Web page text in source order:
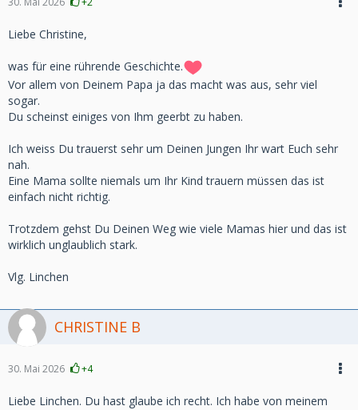
Liebe Christine,
was für eine rührende Geschichte.
Vor allem von Deinem Papa ja das macht was aus, sehr viel
sogar.
Du scheinst einiges von Ihm geerbt zu haben.
Ich weiss Du trauerst sehr um Deinen Jungen Ihr wart Euch sehr
nah.
Eine Mama sollte niemals um Ihr Kind trauern müssen das ist
einfach nicht richtig.
Trotzdem gehst Du Deinen Weg wie viele Mamas hier und das ist
wirklich unglaublich stark.
Vlg. Linchen
CHRISTINE B
30. Mai 2026 +4
Liebe Linchen. Du hast glaube ich recht. Ich habe von meinem